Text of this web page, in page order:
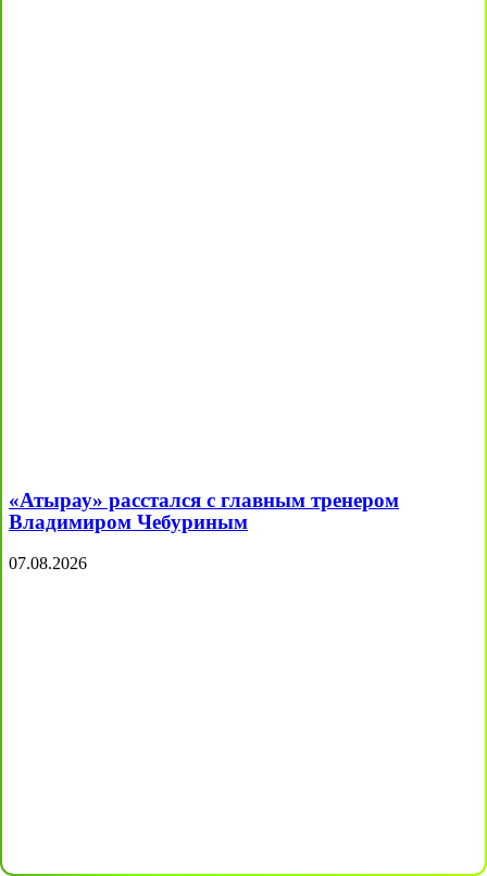
«Атырау» расстался с главным тренером
Владимиром Чебуриным
07.08.2026